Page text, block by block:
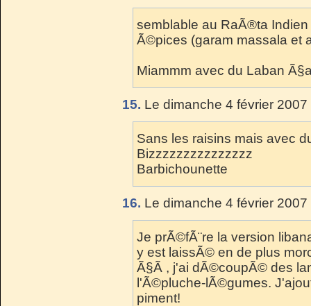
semblable au RaÃ®ta
Ã©pices (garam massala et
Miammm avec du Laban
15. Le dimanche 4 février
Sans les raisins mais avec
Bizzzzzzzzzzzzzzz
Barbichounette
16. Le dimanche 4 février
Je prÃ©fÃ¨re la version
y est laissÃ© en de plus
Ã§Ã , j'ai dÃ©coupÃ© des
l'Ã©pluche-lÃ©gumes.
piment!